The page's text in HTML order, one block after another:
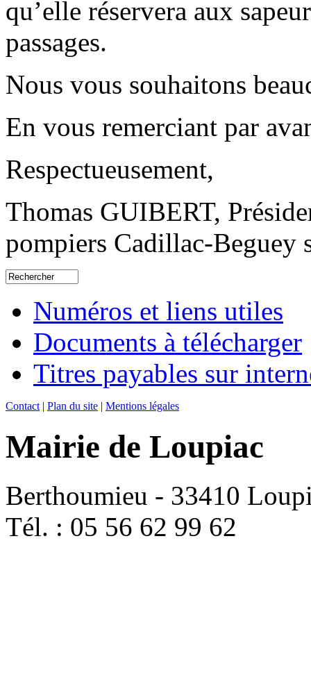
qu’elle réservera aux
passages.
Nous vous souhaitons
En vous remerciant par
Respectueusement,
Thomas GUIBERT,
pompiers Cadillac-Beguey
Numéros et liens utiles
Documents à télécharger
Titres payables sur
Contact | Plan du site | Mentions légales
Mairie de Loupiac
Berthoumieu - 33410
Tél. : 05 56 62 99 62